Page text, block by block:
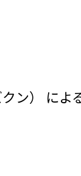
ン） によ